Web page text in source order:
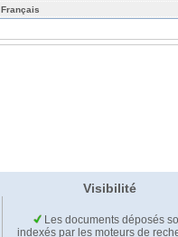
Français
Visibilité
Les documents déposés
indexés par les moteurs de